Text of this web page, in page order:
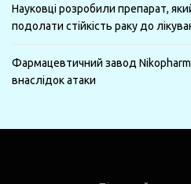
Науковці розробили препарат,
подолати стійкість раку до
Фармацевтичний завод
внаслідок атаки